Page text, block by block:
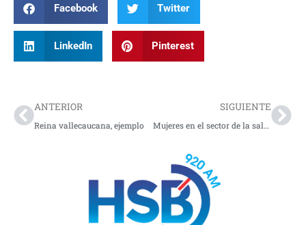
Facebook Twitter
LinkedIn Pinterest
ANTERIOR
Reina vallecaucana, ejemplo
SIGUIENTE
Mujeres en el sector de la salud tienen brechas del 12,8%, con respecto a los hombres